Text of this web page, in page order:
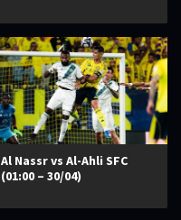
Al Nassr vs Al-Ahli SFC
(01:00 – 30/04)